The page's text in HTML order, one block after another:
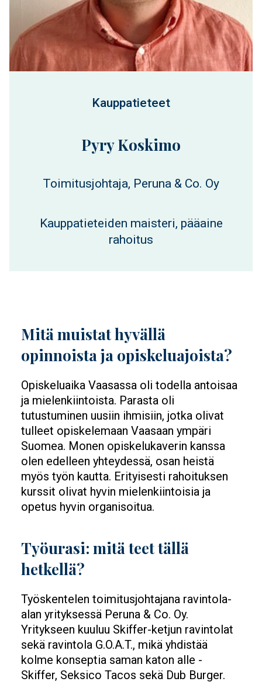
Kauppatieteet
Pyry Koskimo
Toimitusjohtaja, Peruna & Co. Oy
Kauppatieteiden maisteri, pääaine
rahoitus
Mitä muistat hyvällä
opinnoista ja opiskeluajoista?
Opiskeluaika Vaasassa oli todella antoisaa
ja mielenkiintoista. Parasta oli
tutustuminen uusiin ihmisiin, jotka olivat
tulleet opiskelemaan Vaasaan ympäri
Suomea. Monen opiskelukaverin kanssa
olen edelleen yhteydessä, osan heistä
myös työn kautta. Erityisesti rahoituksen
kurssit olivat hyvin mielenkiintoisia ja
opetus hyvin organisoitua.
Työurasi: mitä teet tällä
hetkellä?
Työskentelen toimitusjohtajana ravintola-
alan yrityksessä Peruna & Co. Oy.
Yritykseen kuuluu Skiffer-ketjun ravintolat
sekä ravintola G.O.A.T., mikä yhdistää
kolme konseptia saman katon alle -
Skiffer, Seksico Tacos sekä Dub Burger.